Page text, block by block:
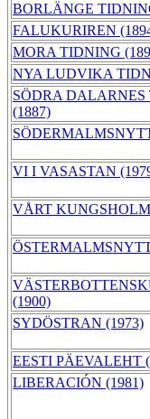
BORLÄNGE
FALUKURIREN
MORA TIDNING
NYA LUDVIKA
SÖDRA
(1887)
VI I VASASTAN
VÅRT
(1900)
SYDÖSTRAN (1973)
EESTI PÄEVALEHT
LIBERACIÓN (1981)